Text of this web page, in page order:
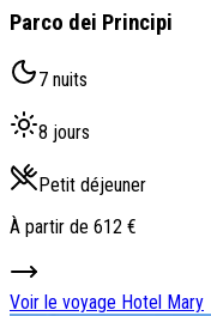
Parco dei Principi
7 nuits
8 jours
Petit déjeuner
À partir de 612 €
Voir le voyage Hotel Mary